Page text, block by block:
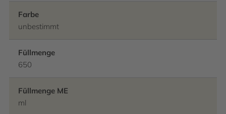
Farbe
unbestimmt
Füllmenge
650
Füllmenge ME
ml